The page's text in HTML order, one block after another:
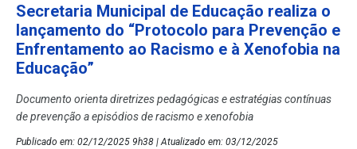
Secretaria Municipal de Educação realiza o
lançamento do “Protocolo para Prevenção e
Enfrentamento ao Racismo e à Xenofobia na
Educação”
Documento orienta diretrizes pedagógicas e estratégias contínuas
de prevenção a episódios de racismo e xenofobia
Publicado em: 02/12/2025 9h38 | Atualizado em: 03/12/2025